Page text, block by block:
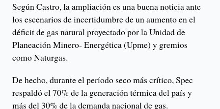
Según Castro, la ampliación es una buena noticia ante
los escenarios de incertidumbre de un aumento en el
déficit de gas natural proyectado por la Unidad de
Planeación Minero- Energética (Upme) y gremios
como Naturgas.
De hecho, durante el período seco más crítico, Spec
respaldó el 70% de la generación térmica del país y
más del 30% de la demanda nacional de gas.